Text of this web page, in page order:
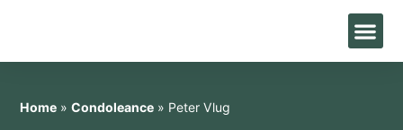
Home »Condoleance » Peter Vlug